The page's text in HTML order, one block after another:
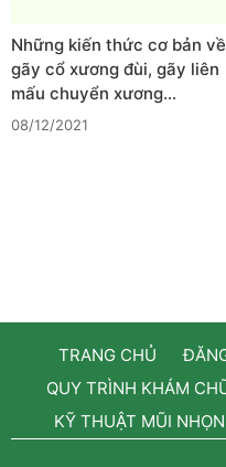
Những kiến thức cơ bản về
gãy cổ xương đùi, gãy liên
mấu chuyển xương…
08/12/2021
TRANG CHỦ
QUY TRÌNH KHÁM
KỸ THUẬT MŨI NHỌN